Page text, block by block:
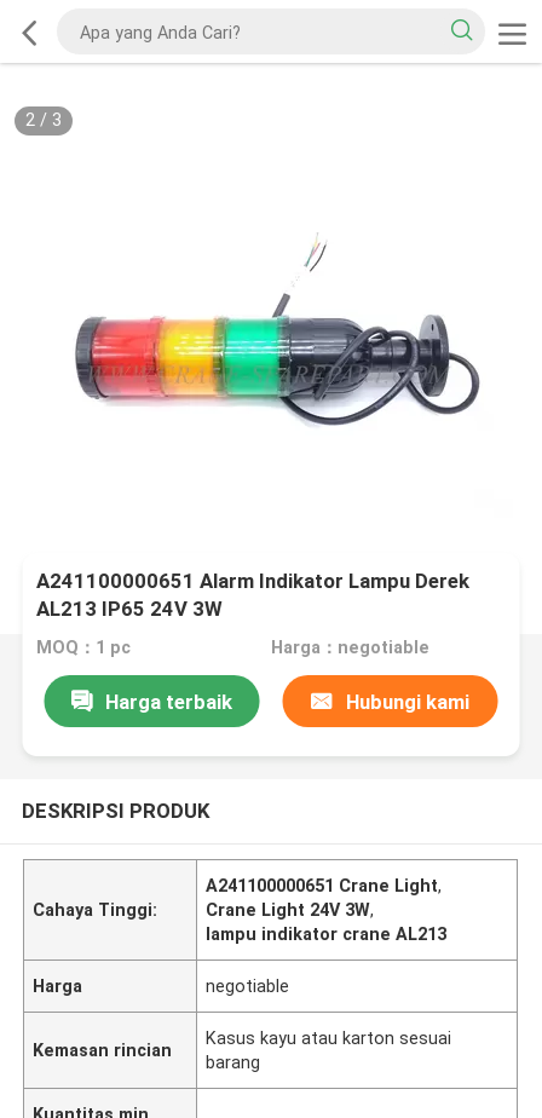
2/ 3
A241100000651 Alarm Indikator Lampu Derek
AL213 IP65 24V 3W
MOQ：1 pc Harga：negotiable
Harga terbaik Hubungi kami
DESKRIPSI PRODUK
Cahaya Tinggi:
A241100000651 Crane Light,
Crane Light 24V 3W,
lampu indikator crane AL213
Harga negotiable
Kemasan rincian
Kasus kayu atau karton sesuai
barang
Kuantitas min